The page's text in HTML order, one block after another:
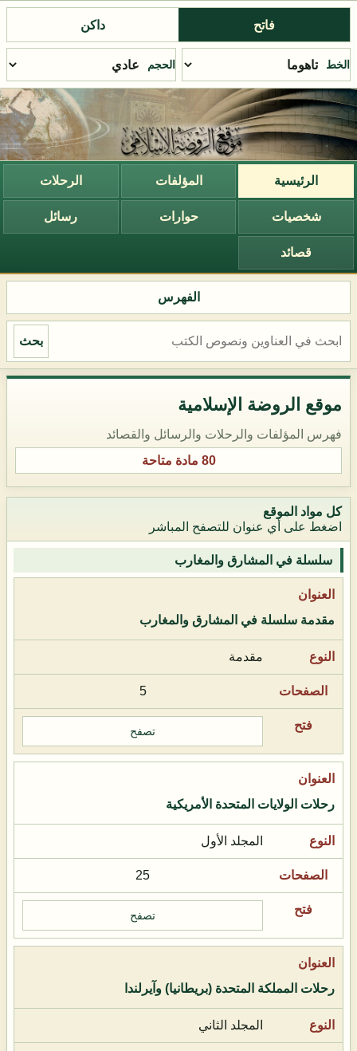
فاتح داكن
الخط الحجم
الرئيسية المؤلفات الرحلات
شخصيات حوارات رسائل
قصائد
الفهرس
بحث
موقع الروضة الإسلامية
فهرس المؤلفات والرحلات والرسائل والقصائد
80 مادة متاحة
كل مواد الموقع
اضغط على أي عنوان للتصفح المباشر
سلسلة في المشارق والمغارب
مقدمة سلسلة في المشارق والمغارب
مقدمة
5
تصفح
رحلات الولايات المتحدة الأمريكية
المجلد الأول
25
تصفح
رحلات المملكة المتحدة (بريطانيا) وآيرلندا
المجلد الثاني